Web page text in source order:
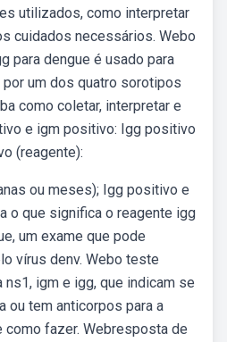
utilizados, como interpretar
cuidados necessários. Webo
para dengue é usado para
um dos quatro sorotipos
como coletar, interpretar e
e igm positivo: Igg positivo
(reagente):
ou meses); Igg positivo e
o que significa o reagente igg
um exame que pode
vírus denv. Webo teste
ns1, igm e igg, que indicam se
ou tem anticorpos para a
como fazer. Webresposta de